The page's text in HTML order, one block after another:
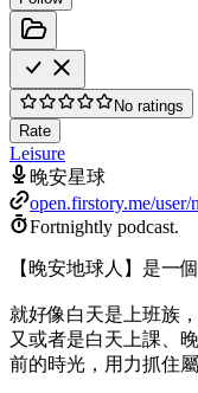
No ratings
Rate
Leisure
晚安星球
open.firstory.me/user/
Fortnightly podcast.
【晚安地球人】是一
就好像白天是上班族
又或者是白天上課、
前的時光，用力抓住